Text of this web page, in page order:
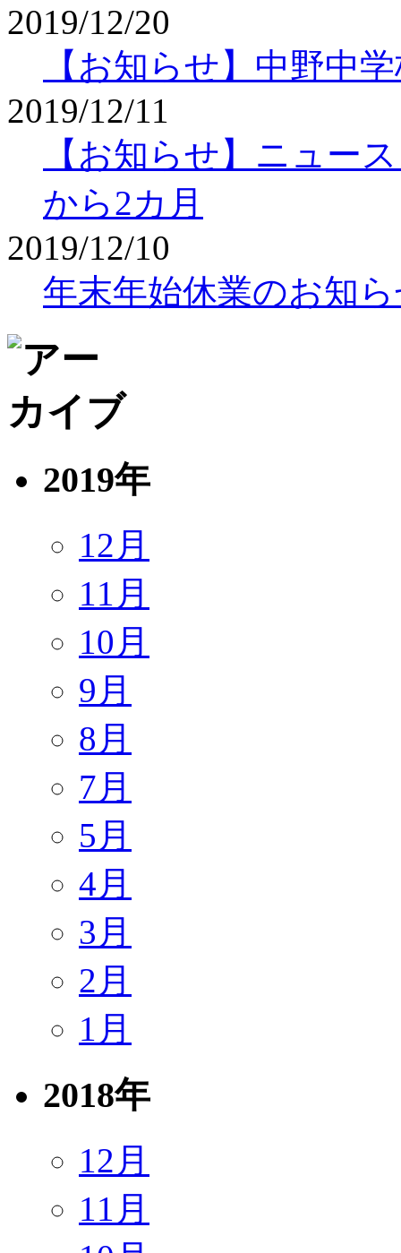
2019/12/20
【お知らせ】中野中
2019/12/11
【お知らせ】ニュー
から2カ月
2019/12/10
年末年始休業のお知
2019年
12月
11月
10月
9月
8月
7月
5月
4月
3月
2月
1月
2018年
12月
11月